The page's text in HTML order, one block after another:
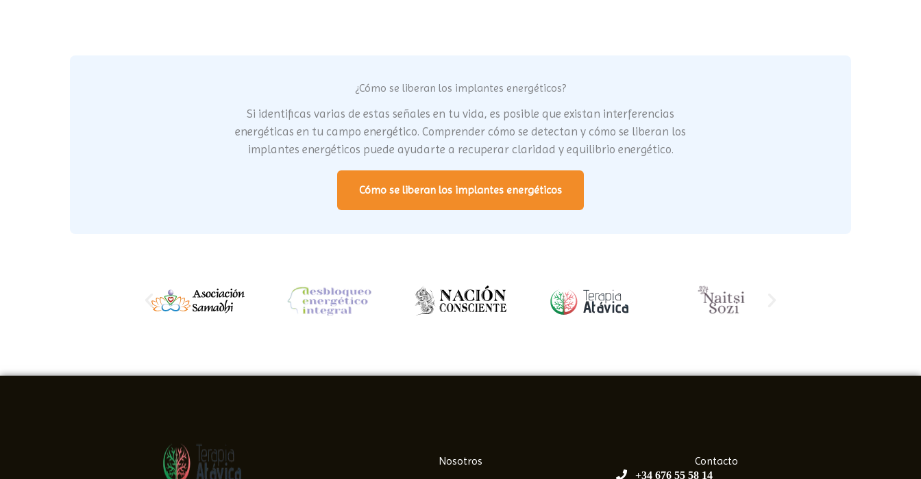
¿Cómo se liberan los implantes energéticos?
Si identificas varias de estas señales en tu vida, es posible que existan interferencias
energéticas en tu campo energético. Comprender cómo se detectan y cómo se liberan los
implantes energéticos puede ayudarte a recuperar claridad y equilibrio energético.
Cómo se liberan los implantes energéticos
Nosotros Contacto
+34 676 55 58 14